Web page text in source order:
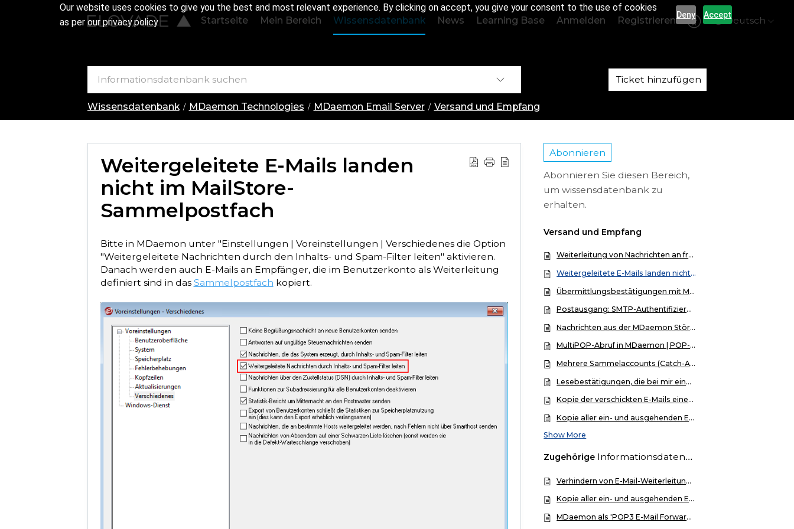
Our website uses cookies to give you the best and most relevant experience. By clicking on accept, you give your consent to the use of cookies
as per our privacy policy.
Deny Accept
Startseite Mein Bereich Wissensdatenbank News Learning Base Anmelden Registrieren Deutsch
Ticket hinzufügen
Wissensdatenbank MDaemon Technologies MDaemon Email Server Versand und Empfang
Weitergeleitete E-Mails landen
nicht im MailStore-
Sammelpostfach
Bitte in MDaemon unter "Einstellungen | Voreinstellungen | Verschiedenes die Option
"Weitergeleitete Nachrichten durch den Inhalts- und Spam-Filter leiten" aktivieren.
Danach werden auch E-Mails an Empfänger, die im Benutzerkonto als Weiterleitung
definiert sind in das Sammelpostfach kopiert.
Abonnieren
Abonnieren Sie diesen Bereich,
um wissensdatenbank zu
erhalten.
Versand und Empfang
Weiterleitung von Nachrichten an fremde Domänen verhindern
Weitergeleitete E-Mails landen nicht im MailStore-Sammelpostfach
Übermittlungsbestätigungen mit MDaemon versenden
Postausgang: SMTP-Authentifizierung beim E-Mail-Versand über einen Provider einrichten
Nachrichten aus der MDaemon Störungs-Warteschlange freigeben
MultiPOP-Abruf in MDaemon | POP-Abruf per SSL
Mehrere Sammelaccounts (Catch-All-Accounts) via DomainPOP in MDaemon abrufen
Lesebestätigungen, die bei mir eingehen, können nicht gesendet werden!
Kopie der verschickten E-Mails eines bestimmten Benutzers einrichten
Kopie aller ein- und ausgehenden E-Mails speichern und archivieren
Show More
Zugehörige Informationsdatenbank
Verhindern von E-Mail-Weiterleitungen mithilfe der IP-Abschirmung
Kopie aller ein- und ausgehenden E-Mails speichern und archivieren
MDaemon als 'POP3 E-Mail Forwarder' einsetzen.